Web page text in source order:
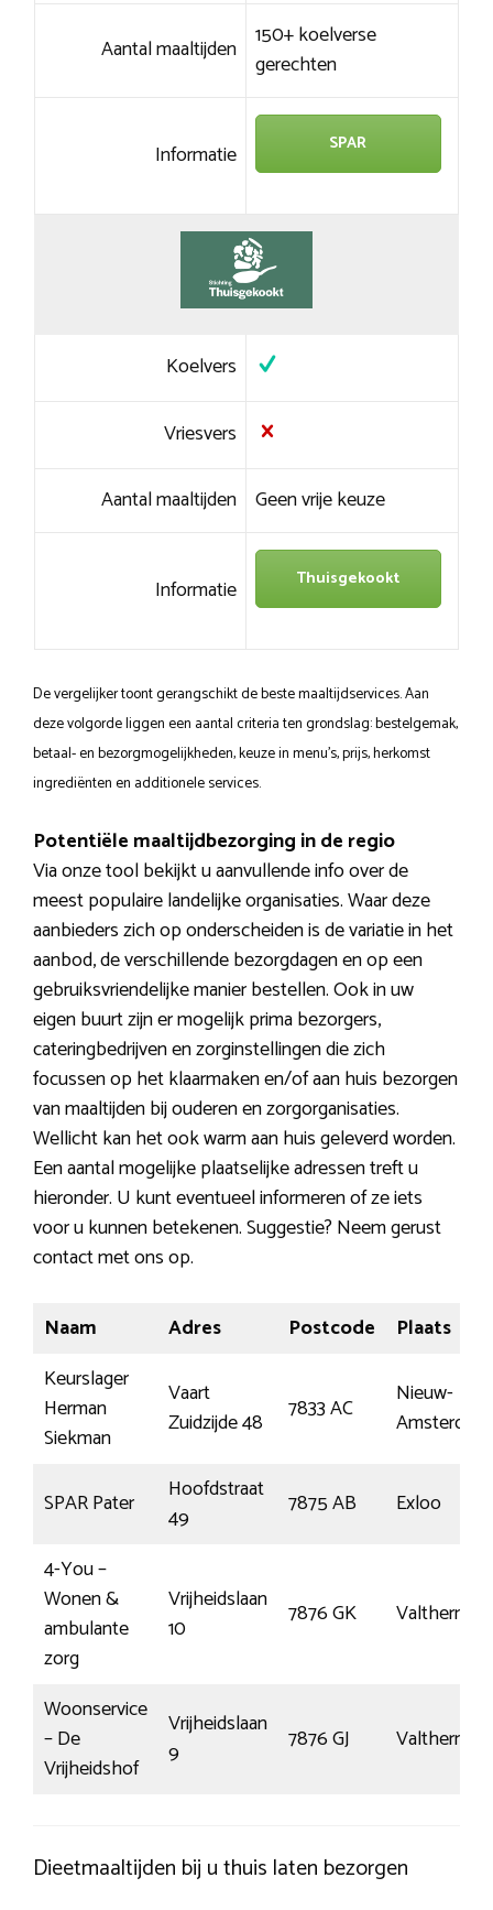
Aantal maaltijden 150+ koelverse
gerechten
Informatie SPAR
Koelvers
Vriesvers
Aantal maaltijden Geen vrije keuze
Informatie Thuisgekookt
De vergelijker toont gerangschikt de beste maaltijdservices. Aan
deze volgorde liggen een aantal criteria ten grondslag: bestelgemak,
betaal- en bezorgmogelijkheden, keuze in menu’s, prijs, herkomst
ingrediënten en additionele services.
Potentiële maaltijdbezorging in de regio
Via onze tool bekijkt u aanvullende info over de
meest populaire landelijke organisaties. Waar deze
aanbieders zich op onderscheiden is de variatie in het
aanbod, de verschillende bezorgdagen en op een
gebruiksvriendelijke manier bestellen. Ook in uw
eigen buurt zijn er mogelijk prima bezorgers,
cateringbedrijven en zorginstellingen die zich
focussen op het klaarmaken en/of aan huis bezorgen
van maaltijden bij ouderen en zorgorganisaties.
Wellicht kan het ook warm aan huis geleverd worden.
Een aantal mogelijke plaatselijke adressen treft u
hieronder. U kunt eventueel informeren of ze iets
voor u kunnen betekenen. Suggestie? Neem gerust
contact met ons op.
Naam Adres Postcode
Plaats
Keurslager
Herman
Siekman
Vaart
Zuidzijde 48
7833 AC
Nieuw-
Amsterdam
SPAR Pater
Hoofdstraat
49
7875 AB
Exloo
4-You –
Wonen &
ambulante
zorg
Vrijheidslaan
10
7876 GK
Woonservice
– De
Vrijheidshof
Vrijheidslaan
9
7876 GJ
Dieetmaaltijden bij u thuis laten bezorgen